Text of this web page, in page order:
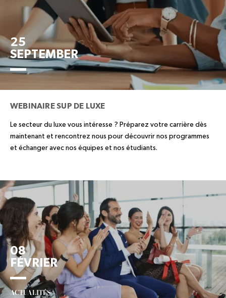
25
SEPTEMBER
WEBINAIRE SUP DE LUXE
Le secteur du luxe vous intéresse ? Préparez votre carrière dès
maintenant et rencontrez nous pour découvrir nos programmes
et échanger avec nos équipes et nos étudiants.
08
FÉVRIER
ACTUALITÉS